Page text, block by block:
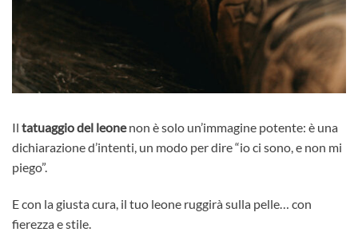
Il tatuaggio del leonenon è solo un’immagine potente: è una
dichiarazione d’intenti, un modo per dire “io ci sono, e non mi
piego”.
E con la giusta cura, il tuo leone ruggirà sulla pelle… con
fierezza e stile.